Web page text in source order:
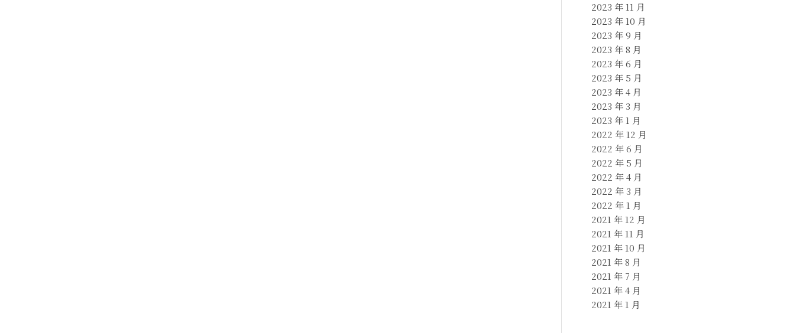
2023 年 11 月
2023 年 10 月
2023 年 9 月
2023 年 8 月
2023 年 6 月
2023 年 5 月
2023 年 4 月
2023 年 3 月
2023 年 1 月
2022 年 12 月
2022 年 6 月
2022 年 5 月
2022 年 4 月
2022 年 3 月
2022 年 1 月
2021 年 12 月
2021 年 11 月
2021 年 10 月
2021 年 8 月
2021 年 7 月
2021 年 4 月
2021 年 1 月